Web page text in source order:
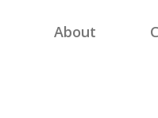
About